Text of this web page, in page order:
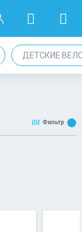
ДЕТСКИЕ
Фильтр